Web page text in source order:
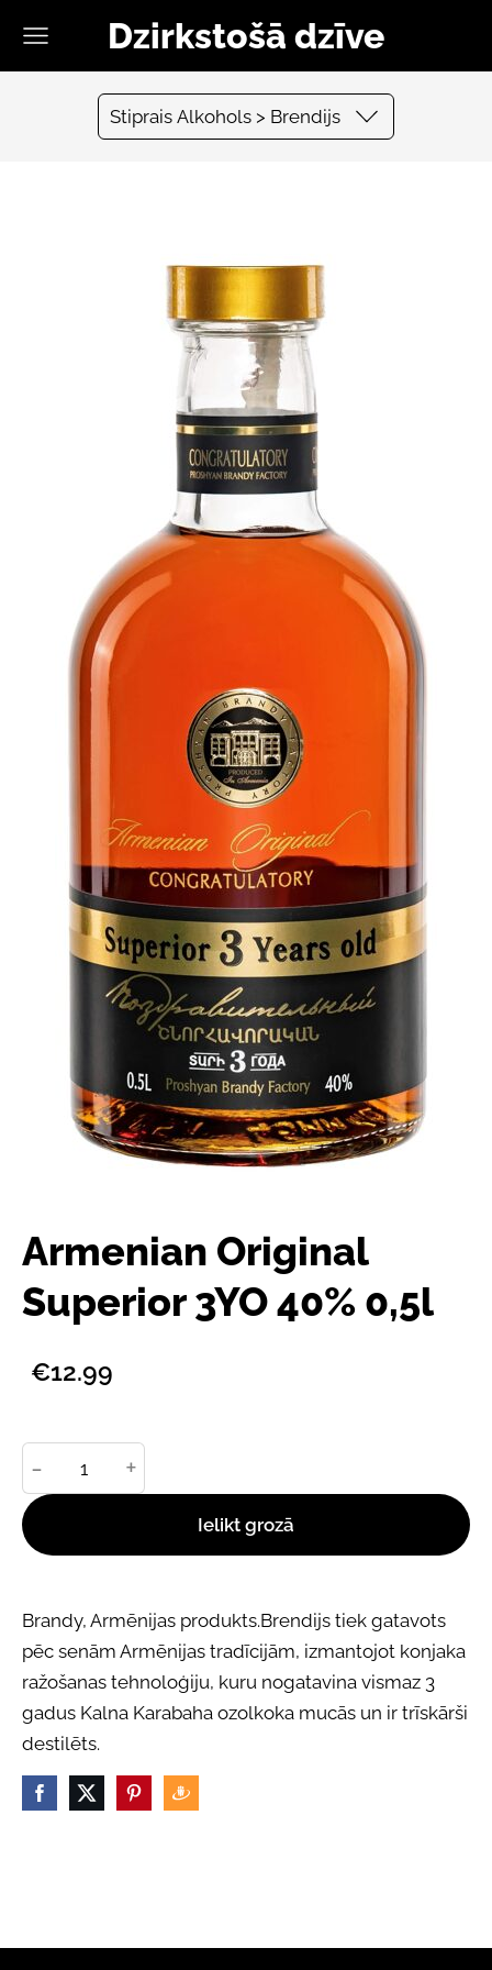
Dzirkstošā dzīve
Stiprais Alkohols > Brendijs
Armenian Original
Superior 3YO 40% 0,5l
€12.99
- +
Ielikt grozā
Brandy, Armēnijas produkts.Brendijs tiek gatavots
pēc senām Armēnijas tradīcijām, izmantojot konjaka
ražošanas tehnoloģiju, kuru nogatavina vismaz 3
gadus Kalna Karabaha ozolkoka mucās un ir trīskārši
destilēts.